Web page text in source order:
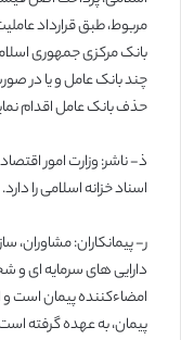
مربوط، طبق قرارداد
بانک مرکزی جمهوری
چند بانک عامل و یا در
حذف بانک عامل اقدام
ذ- ناشر: وزارت امور
اسناد خزانه اسلامی را دارد.
ر- پیمانکاران: مشاوران،
دارایی های سرمایه ای
امضاءکننده پیمان است و
پیمان، به عهده گرفته